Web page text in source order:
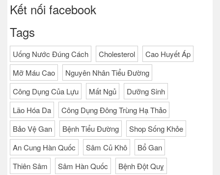
Kết nối facebook
Tags
Uống Nước Đúng Cách Cholesterol
Cao Huyết Áp
Mỡ Máu Cao
Nguyên Nhân Tiểu Đường
Công Dụng Của Lựu
Mất Ngủ
Dưỡng Sinh
Lão Hóa Da
Công Dụng Đông Trùng Hạ Thảo
Bảo Vệ Gan
Bệnh Tiểu Đường
Shop Sống Khỏe
An Cung Hàn Quốc
Sâm Củ Khô
Bổ Gan
Thiên Sâm
Sâm Hàn Quốc
Bệnh Đột Quỵ